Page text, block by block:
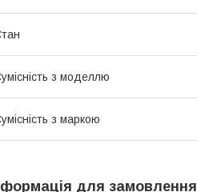
з моделлю
з маркою
для замовлення